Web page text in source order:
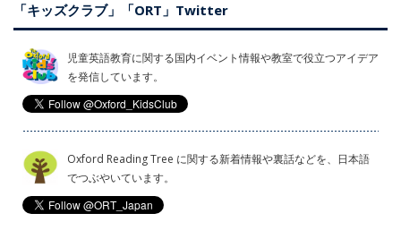
「キッズクラブ」「ORT」Twitter
児童英語教育に関する国内イベント情報や教室で役立つアイデア
を発信しています。
Oxford Reading Tree に関する新着情報や裏話などを、日本語
でつぶやいています。